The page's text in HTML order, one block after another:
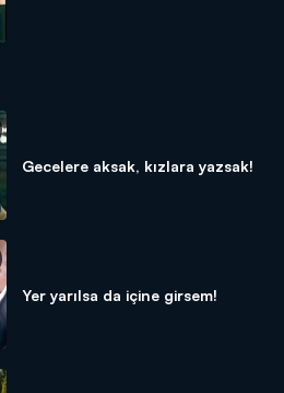
Gecelere aksak, kızlara yazsak!
Yer yarılsa da içine girsem!